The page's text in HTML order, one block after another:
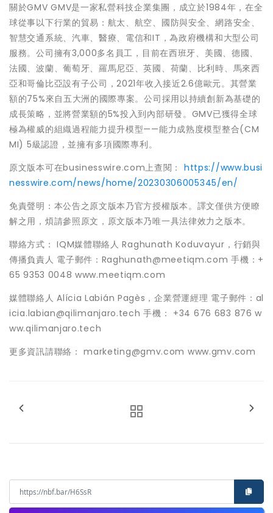
關於GMV GMV是一家私營科技企業集團，成立於1984年，在全
球從事以下行業的貿易：航太、航空、國防與安全、網路安全、
智慧交通系統、汽車、醫療、電信和IT，為政府機構和大型公司
服務。公司擁有3,000多名員工，目前在西班牙、美國、德國、
法國、波蘭、葡萄牙、羅馬尼亞、英國、荷蘭、比利時、馬來西
亞和哥倫比亞設有子公司，2021年收入接近2.6億歐元。其營業
額的75%來自五大洲的國際專案。公司採用以持續創新為基礎的
成長策略，並將營業額的5%投入到內部研發。GMV已獲得全球
極為權威的組織過程能力提升模型——能力成熟度模型整合(CM
MI) 5級認證，並擁有多項國際專利。
原文版本可在businesswire.com上查閱： https://www.busi
nesswire.com/news/home/20230306005345/en/
免責聲明：本公告之原文版本乃官方授權版本。譯文僅供方便瞭
解之用，煩請參照原文，原文版本乃唯一具法律效力之版本。
聯絡方式： IQM媒體聯絡人 Raghunath Koduvayur，行銷與
傳播負責人 電子郵件：Raghunath@meetiqm.com 手機：+
65 9353 0048 www.meetiqm.com
媒體聯絡人 Alícia Labián Pagès，企業營運經理 電子郵件：al
icia.labian@qilimanjaro.tech 手機： +34 676 683 876 w
ww.qilimanjaro.tech
更多資訊請聯絡： marketing@gmv.com www.gmv.com